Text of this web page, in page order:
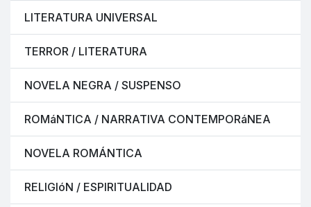
LITERATURA UNIVERSAL
TERROR / LITERATURA
NOVELA NEGRA / SUSPENSO
ROMáNTICA / NARRATIVA CONTEMPORáNEA
NOVELA ROMÁNTICA
RELIGIóN / ESPIRITUALIDAD